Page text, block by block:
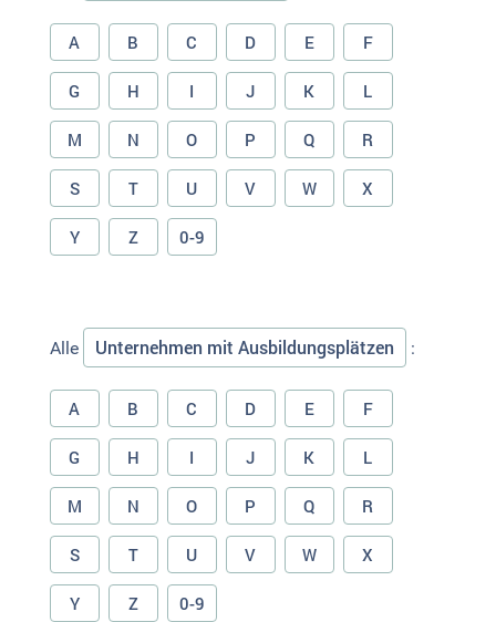
A B C D E F
G H I J K L
M N O P Q R
S T U V W X
Y Z 0-9
Alle Unternehmen mit Ausbildungsplätzen :
A B C D E F
G H I J K L
M N O P Q R
S T U V W X
Y Z 0-9